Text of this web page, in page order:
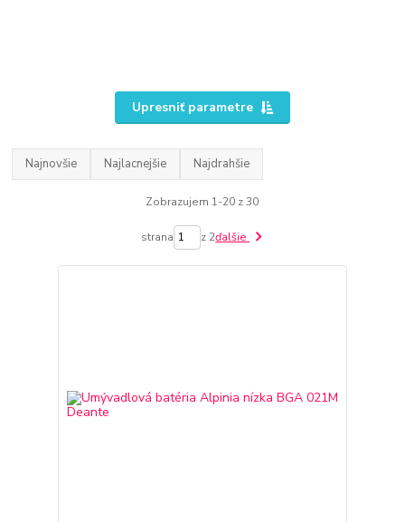
Upresniť parametre
Najnovšie Najlacnejšie Najdrahšie
Zobrazujem 1-20 z 30
strana z 2ďalšie